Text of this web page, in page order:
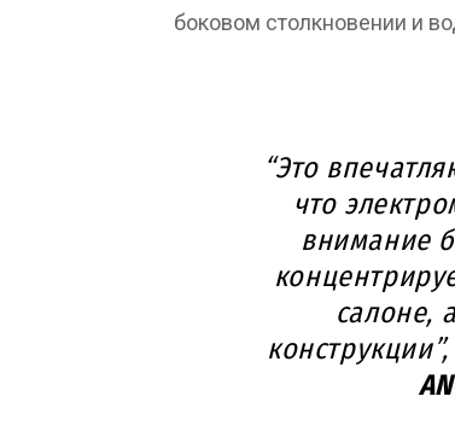
боковом столкновении и
“Это
что
внимание
салоне,